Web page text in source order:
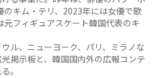
のキム・テリ、2023年には女優で歌
元フィギュアスケート韓国代表のキ
ル、ニューヨーク、パリ、ミラノな
掲示板と、韓国国内外の広報コンテ
。